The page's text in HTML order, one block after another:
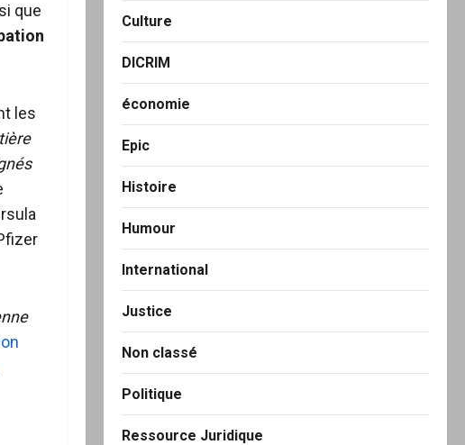
que
les
Culture
DICRIM
économie
Epic
Histoire
Humour
International
Justice
Non classé
Politique
Ressource Juridique